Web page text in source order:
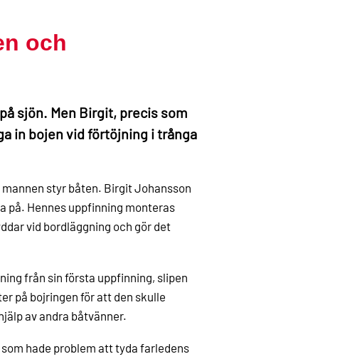
och
sjön. Men Birgit, precis som
in bojen vid förtöjning i trånga
styr båten. Birgit Johansson
på. Hennes uppfinning monteras
vid bordläggning och gör det
från sin första uppfinning, slipen
på bojringen för att den skulle
av andra båtvänner.
hade problem att tyda farledens